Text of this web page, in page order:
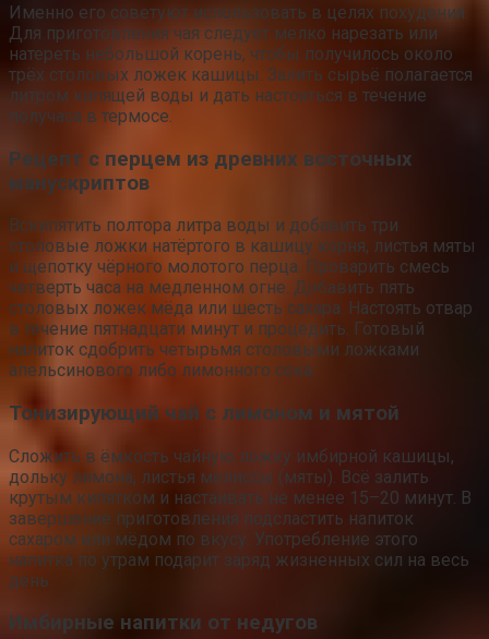
Именно его советуют использовать в целях похудения.
Для приготовления чая следует мелко нарезать или
натереть небольшой корень, чтобы получилось около
трёх столовых ложек кашицы. Залить сырьё полагается
литром кипящей воды и дать настояться в течение
получаса в термосе.
Рецепт с перцем из древних восточных
манускриптов
Вскипятить полтора литра воды и добавить три
столовые ложки натёртого в кашицу корня, листья мяты
и щепотку чёрного молотого перца. Проварить смесь
четверть часа на медленном огне. Добавить пять
столовых ложек мёда или шесть сахара. Настоять отвар
в течение пятнадцати минут и процедить. Готовый
напиток сдобрить четырьмя столовыми ложками
апельсинового либо лимонного сока.
Тонизирующий чай с лимоном и мятой
Сложить в ёмкость чайную ложку имбирной кашицы,
дольку лимона, листья мелиссы (мяты). Всё залить
крутым кипятком и настаивать не менее 15–20 минут. В
завершение приготовления подсластить напиток
сахаром или мёдом по вкусу. Употребление этого
напитка по утрам подарит заряд жизненных сил на весь
день.
Имбирные напитки от недугов